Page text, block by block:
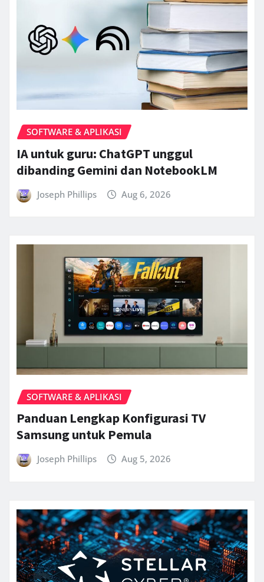
SOFTWARE & APLIKASI
IA untuk guru: ChatGPT unggul
dibanding Gemini dan NotebookLM
Joseph Phillips Aug 6, 2026
SOFTWARE & APLIKASI
Panduan Lengkap Konfigurasi TV
Samsung untuk Pemula
Joseph Phillips Aug 5, 2026